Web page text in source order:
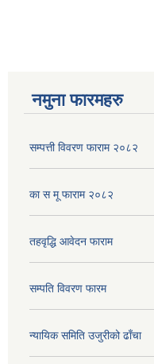
नमुना फारमहरु
सम्पत्ती विवरण फाराम २०८२
का स मू फाराम २०८२
तहवृद्धि आवेदन फाराम
सम्पति विवरण फारम
न्यायिक समिति उजुरीको ढाँचा